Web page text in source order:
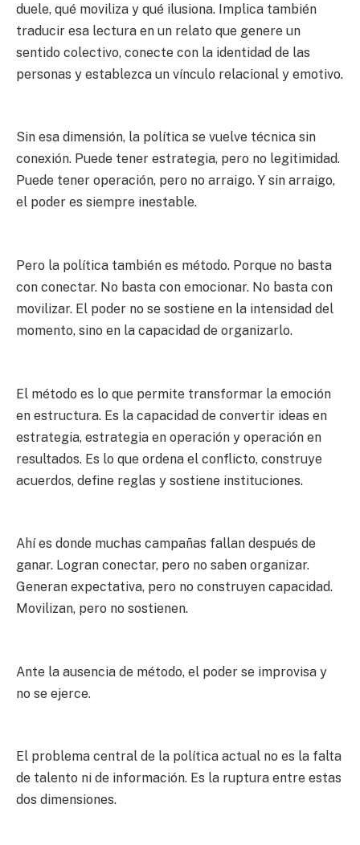
duele, qué moviliza y qué ilusiona. Implica también
traducir esa lectura en un relato que genere un
sentido colectivo, conecte con la identidad de las
personas y establezca un vínculo relacional y emotivo.
Sin esa dimensión, la política se vuelve técnica sin
conexión. Puede tener estrategia, pero no legitimidad.
Puede tener operación, pero no arraigo. Y sin arraigo,
el poder es siempre inestable.
Pero la política también es método. Porque no basta
con conectar. No basta con emocionar. No basta con
movilizar. El poder no se sostiene en la intensidad del
momento, sino en la capacidad de organizarlo.
El método es lo que permite transformar la emoción
en estructura. Es la capacidad de convertir ideas en
estrategia, estrategia en operación y operación en
resultados. Es lo que ordena el conflicto, construye
acuerdos, define reglas y sostiene instituciones.
Ahí es donde muchas campañas fallan después de
ganar. Logran conectar, pero no saben organizar.
Generan expectativa, pero no construyen capacidad.
Movilizan, pero no sostienen.
Ante la ausencia de método, el poder se improvisa y
no se ejerce.
El problema central de la política actual no es la falta
de talento ni de información. Es la ruptura entre estas
dos dimensiones.